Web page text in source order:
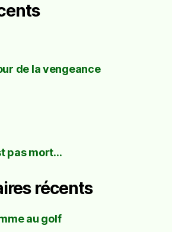
de la vengeance
pas mort…
récents
au golf